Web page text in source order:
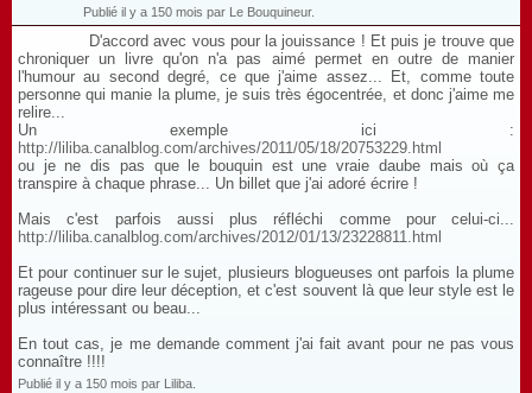
Publié il y a 150 mois par Le Bouquineur.
D'accord avec vous pour la jouissance ! Et puis je trouve que
chroniquer un livre qu'on n'a pas aimé permet en outre de manier
l'humour au second degré, ce que j'aime assez... Et, comme toute
personne qui manie la plume, je suis très égocentrée, et donc j'aime me
relire...
Un exemple ici :
http://liliba.canalblog.com/archives/2011/05/18/20753229.html
ou je ne dis pas que le bouquin est une vraie daube mais où ça
transpire à chaque phrase... Un billet que j'ai adoré écrire !
Mais c'est parfois aussi plus réfléchi comme pour celui-ci...
http://liliba.canalblog.com/archives/2012/01/13/23228811.html
Et pour continuer sur le sujet, plusieurs blogueuses ont parfois la plume
rageuse pour dire leur déception, et c'est souvent là que leur style est le
plus intéressant ou beau...
En tout cas, je me demande comment j'ai fait avant pour ne pas vous
connaître !!!!
Publié il y a 150 mois par Liliba.